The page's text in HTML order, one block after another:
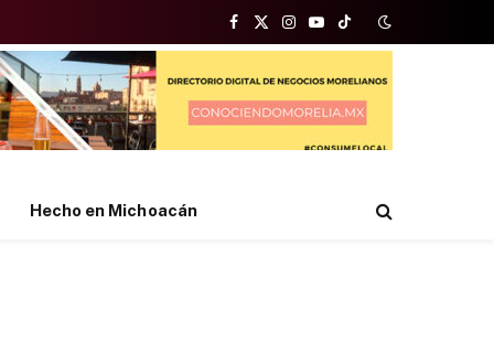
Facebook
X
(Twitter)
Instagram
YouTubeTikTok
Hecho en Michoacán